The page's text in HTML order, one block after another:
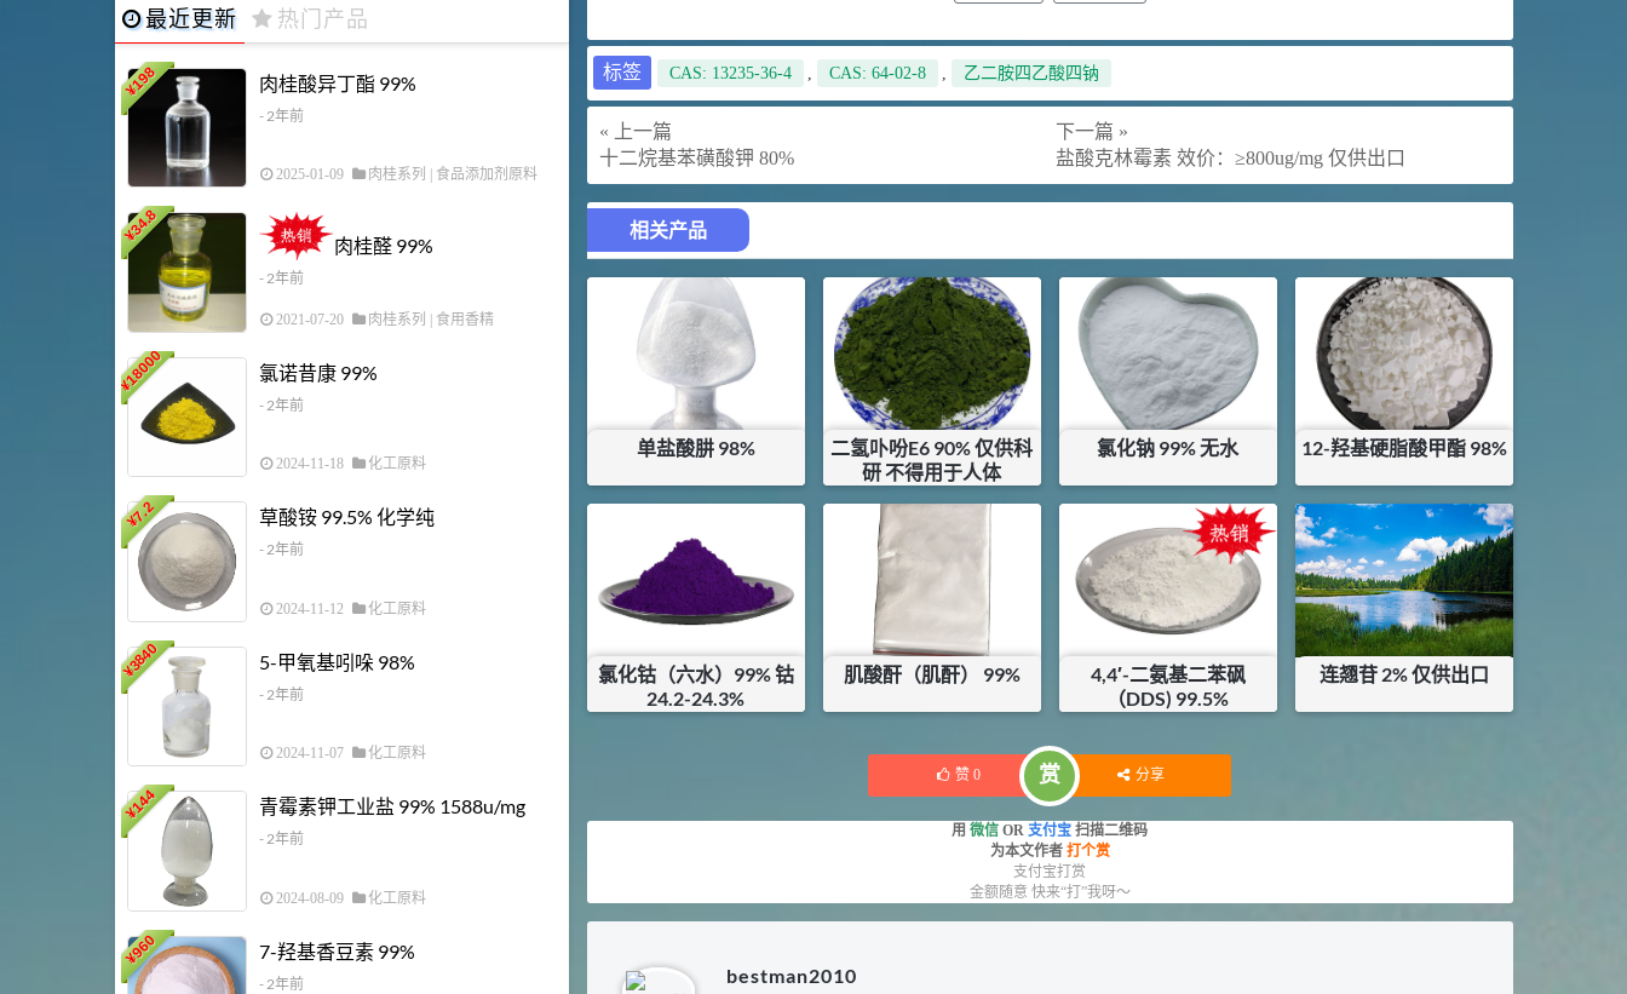
标签 CAS: 13235-36-4 , CAS: 64-02-8 , 乙二胺四乙酸四钠
« 上一篇
十二烷基苯磺酸钾 80%
下一篇 »
盐酸克林霉素 效价：≥800ug/mg 仅供出口
相关产品
单盐酸肼 98%
¥55
二氢卟吩E6 90% 仅供科
研 不得用于人体
¥1700000
库存：
氯化钠 99% 无水
¥1.75
库存：3.5KG
12-羟基硬脂酸甲酯 98%
¥19
库存：
氯化钴（六水）99% 钴
24.2-24.3%
肌酸酐（肌酐） 99%
库存：0KG
4,4′-二氨基二苯砜
（DDS) 99.5%
连翘苷 2% 仅供出口
赞 0 赏 分享
用 微信 OR 支付宝 扫描二维码
为本文作者 打个赏
支付宝打赏
金额随意 快来“打”我呀～
bestman2010
最近更新 热门产品
¥
198 肉桂酸异丁酯 99%
- 2年前
2025-01-09 肉桂系列 食品添加剂原料
¥
34.8
肉桂醛 99%
- 2年前
2021-07-20 肉桂系列 | 食用香精
¥
18000 氯诺昔康 99%
- 2年前
2024-11-18 化工原料
¥
7.2 草酸铵 99.5% 化学纯
- 2年前
2024-11-12 化工原料
¥
3840 5-甲氧基吲哚 98%
- 2年前
2024-11-07 化工原料
¥
144 青霉素钾工业盐 99% 1588u/mg
- 2年前
2024-08-09 化工原料
¥
960 7-羟基香豆素 99%
- 2年前
1 胍基乙酸 98%
乙酸橙花酯 99%
浏览量 - 5.51w
2021-06-17 化工原料
3 多效唑 90%
浏览量 - 4.4w
植物生长调节剂
29 N-羟甲基丙烯酰胺 98% NMA
浏览量 - 1.98w
2021-06-22
92 5
对甲氧基苯甲醛（茴香醛）
99.5%
浏览量 - 1.64w